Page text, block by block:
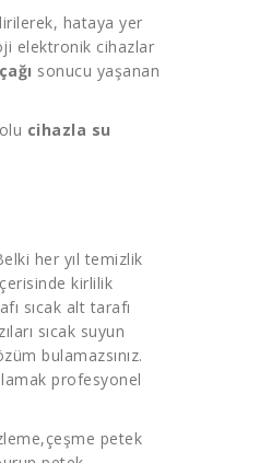
hataya yer
elektronik cihazlar
sonucu yaşanan
cihazla su
her yıl temizlik
kirlilik
sıcak alt tarafı
sıcak suyun
bulamazsınız.
profesyonel
,çeşme petek